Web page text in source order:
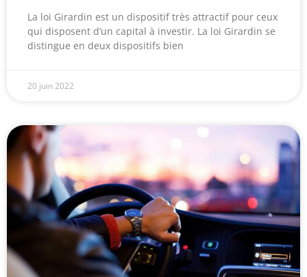
La loi Girardin est un dispositif très attractif pour ceux
qui disposent d’un capital à investir. La loi Girardin se
distingue en deux dispositifs bien
20 juin 2022